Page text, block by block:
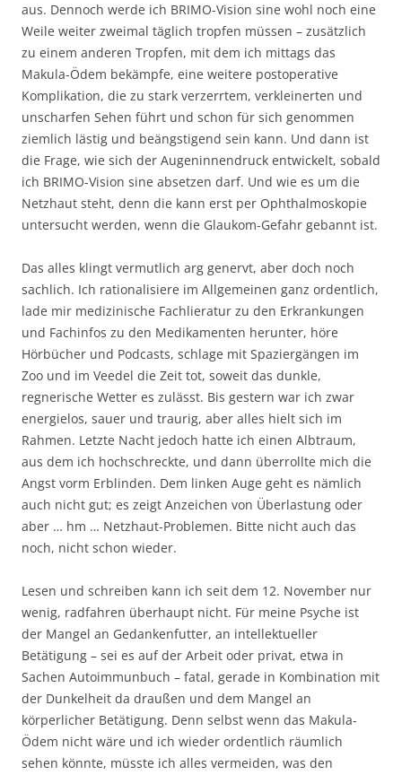
aus. Dennoch werde ich BRIMO-Vision sine wohl noch eine
Weile weiter zweimal täglich tropfen müssen – zusätzlich
zu einem anderen Tropfen, mit dem ich mittags das
Makula-Ödem bekämpfe, eine weitere postoperative
Komplikation, die zu stark verzerrtem, verkleinerten und
unscharfen Sehen führt und schon für sich genommen
ziemlich lästig und beängstigend sein kann. Und dann ist
die Frage, wie sich der Augeninnendruck entwickelt, sobald
ich BRIMO-Vision sine absetzen darf. Und wie es um die
Netzhaut steht, denn die kann erst per Ophthalmoskopie
untersucht werden, wenn die Glaukom-Gefahr gebannt ist.
Das alles klingt vermutlich arg genervt, aber doch noch
sachlich. Ich rationalisiere im Allgemeinen ganz ordentlich,
lade mir medizinische Fachlieratur zu den Erkrankungen
und Fachinfos zu den Medikamenten herunter, höre
Hörbücher und Podcasts, schlage mit Spaziergängen im
Zoo und im Veedel die Zeit tot, soweit das dunkle,
regnerische Wetter es zulässt. Bis gestern war ich zwar
energielos, sauer und traurig, aber alles hielt sich im
Rahmen. Letzte Nacht jedoch hatte ich einen Albtraum,
aus dem ich hochschreckte, und dann überrollte mich die
Angst vorm Erblinden. Dem linken Auge geht es nämlich
auch nicht gut; es zeigt Anzeichen von Überlastung oder
aber … hm … Netzhaut-Problemen. Bitte nicht auch das
noch, nicht schon wieder.
Lesen und schreiben kann ich seit dem 12. November nur
wenig, radfahren überhaupt nicht. Für meine Psyche ist
der Mangel an Gedankenfutter, an intellektueller
Betätigung – sei es auf der Arbeit oder privat, etwa in
Sachen Autoimmunbuch – fatal, gerade in Kombination mit
der Dunkelheit da draußen und dem Mangel an
körperlicher Betätigung. Denn selbst wenn das Makula-
Ödem nicht wäre und ich wieder ordentlich räumlich
sehen könnte, müsste ich alles vermeiden, was den